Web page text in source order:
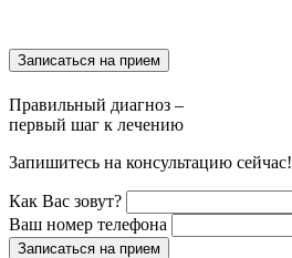
Записаться на прием
Правильный диагноз –
первый шаг к лечению
Запишитесь на консультацию сейчас!
Как Вас зовут?
Ваш номер телефона
Записаться на прием